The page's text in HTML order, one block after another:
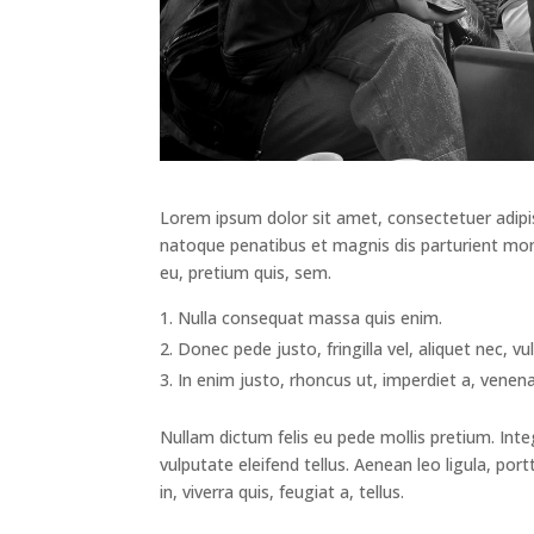
Lorem ipsum dolor sit amet, consectetuer
natoque penatibus et magnis dis parturient
eu, pretium quis, sem.
Nulla consequat massa quis enim.
Donec pede justo, fringilla vel, aliquet nec,
In enim justo, rhoncus ut, imperdiet a,
Nullam dictum felis eu pede mollis pretium.
vulputate eleifend tellus. Aenean leo ligula,
in, viverra quis, feugiat a, tellus.